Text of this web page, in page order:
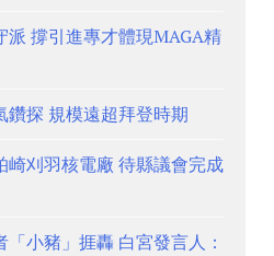
派 撐引進專才體現MAGA精
鑽探 規模遠超拜登時期
崎刈羽核電廠 待縣議會完成
小豬」捱轟 白宮發言人：